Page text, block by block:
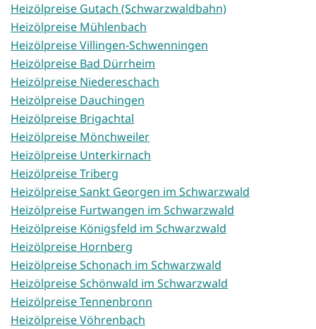
Heizölpreise Gutach (Schwarzwaldbahn)
Heizölpreise Mühlenbach
Heizölpreise Villingen-Schwenningen
Heizölpreise Bad Dürrheim
Heizölpreise Niedereschach
Heizölpreise Dauchingen
Heizölpreise Brigachtal
Heizölpreise Mönchweiler
Heizölpreise Unterkirnach
Heizölpreise Triberg
Heizölpreise Sankt Georgen im Schwarzwald
Heizölpreise Furtwangen im Schwarzwald
Heizölpreise Königsfeld im Schwarzwald
Heizölpreise Hornberg
Heizölpreise Schonach im Schwarzwald
Heizölpreise Schönwald im Schwarzwald
Heizölpreise Tennenbronn
Heizölpreise Vöhrenbach